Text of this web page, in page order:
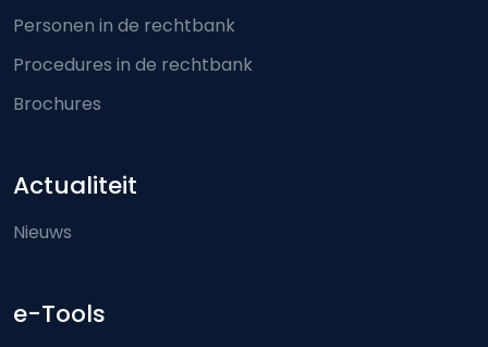
Personen in de rechtbank
Procedures in de rechtbank
Brochures
Actualiteit
Nieuws
e-Tools